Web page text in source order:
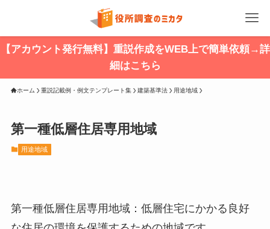
【アカウント発行無料】重説作成をWEB上で簡単依頼→詳
細はこちら
ホーム 重説記載例・例文テンプレート集 建築基準法 用途地域
第一種低層住居専用地域
用途地域
第一種低層住居専用地域：低層住宅にかかる良好